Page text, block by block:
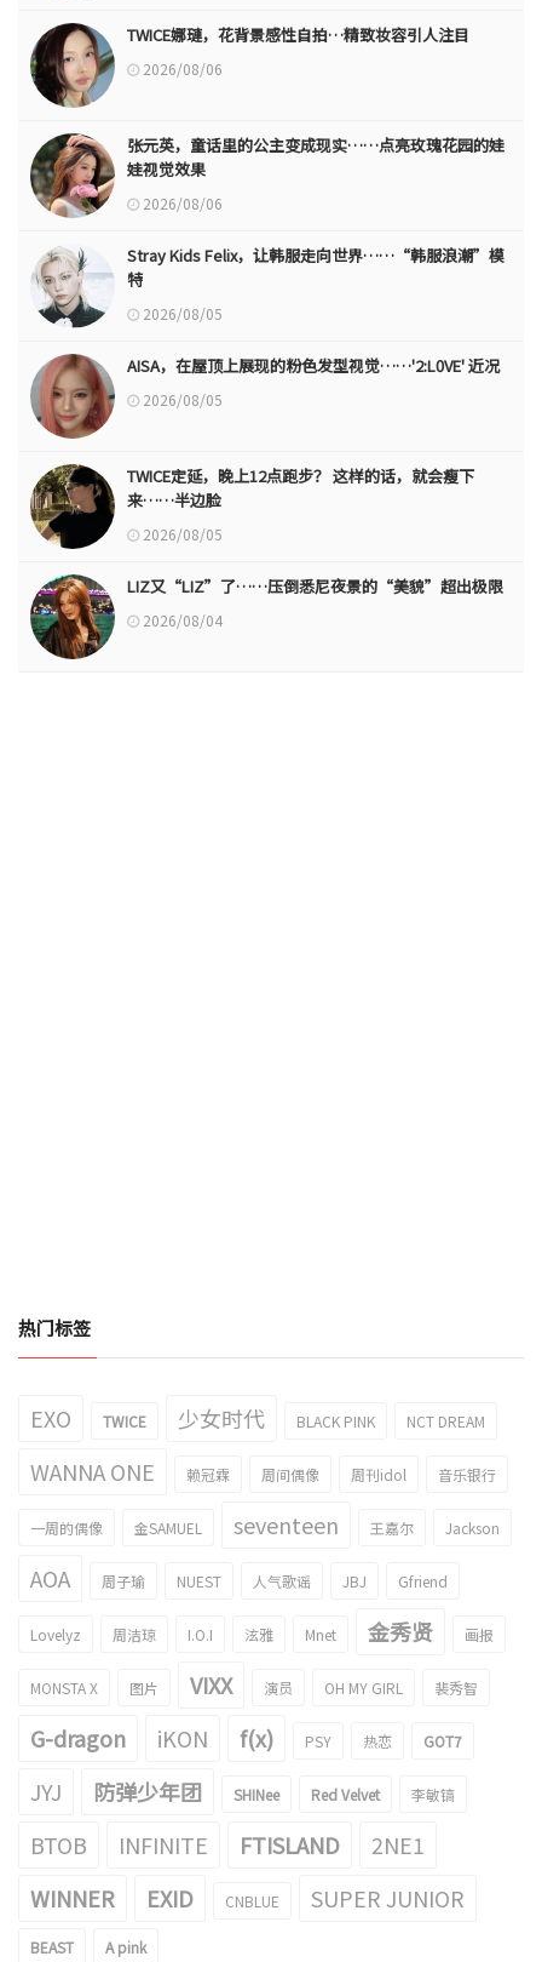
TWICE娜璉，花背景感性自拍…精致妆容引人注目
2026/08/06
张元英，童话里的公主变成现实……点亮玫瑰花园的娃
娃视觉效果
2026/08/06
Stray Kids Felix，让韩服走向世界……“韩服浪潮”模
特
2026/08/05
AISA，在屋顶上展现的粉色发型视觉……'2:L0VE' 近况
2026/08/05
TWICE定延，晚上12点跑步？ 这样的话，就会瘦下
来……半边脸
2026/08/05
LIZ又“LIZ”了……压倒悉尼夜景的“美貌”超出极限
2026/08/04
热门标签
EXO TWICE 少女时代 BLACK PINK NCT DREAM
WANNA ONE 赖冠霖 周间偶像 周刊idol 音乐银行
一周的偶像 金SAMUEL seventeen 王嘉尔 Jackson
AOA 周子瑜 NUEST 人气歌谣 JBJ Gfriend
Lovelyz 周洁琼 I.O.I 泫雅 Mnet 金秀贤 画报
MONSTA X 图片 VIXX 演员 OH MY GIRL 裴秀智
G-dragon iKON f(x) PSY 热恋 GOT7
JYJ 防弹少年团 SHINee Red Velvet 李敏镐
BTOB INFINITE FTISLAND
2NE1
WINNER
EXID CNBLUE SUPER JUNIOR
BEAST A pink